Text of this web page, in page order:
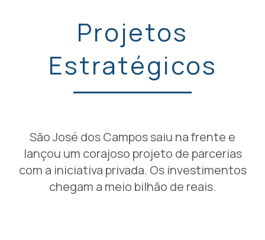
Projetos
Estratégicos
São José dos Campos saiu na frente e
lançou um corajoso projeto de parcerias
com a iniciativa privada. Os investimentos
chegam a meio bilhão de reais.